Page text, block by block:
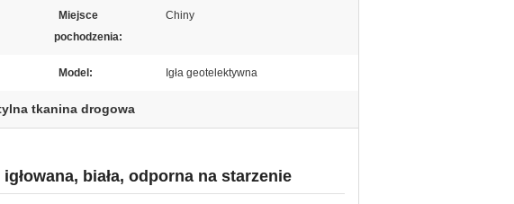
Miejsce
pochodzenia:
Chiny
Model: Igła geotelektywna
tkanina drogowa
biała, odporna na starzenie